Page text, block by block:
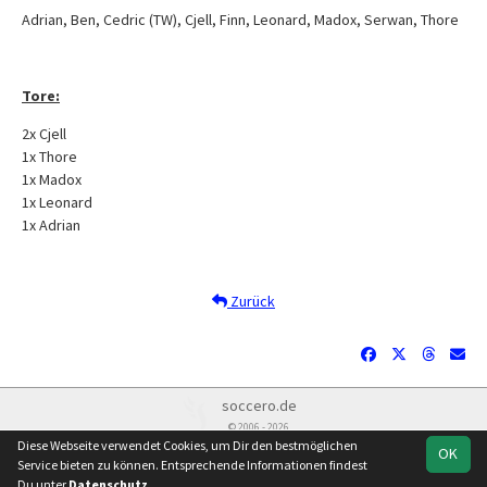
Adrian, Ben, Cedric (TW), Cjell, Finn, Leonard, Madox, Serwan, Thore
Tore:
2x Cjell
1x Thore
1x Madox
1x Leonard
1x Adrian
Zurück
soccero.de
© 2006 - 2026
Besucherstatistik Kontakt Impressum
Geburtstage
OK
Diese Webseite verwendet Cookies, um Dir den bestmöglichen
Service bieten zu können. Entsprechende Informationen findest